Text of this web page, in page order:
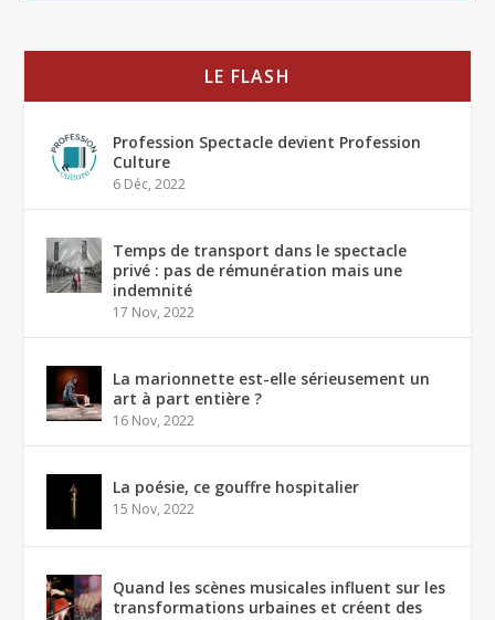
LE FLASH
Profession Spectacle devient Profession
Culture
6 Déc, 2022
Temps de transport dans le spectacle
privé : pas de rémunération mais une
indemnité
17 Nov, 2022
La marionnette est-elle sérieusement un
art à part entière ?
16 Nov, 2022
La poésie, ce gouffre hospitalier
15 Nov, 2022
Quand les scènes musicales influent sur les
transformations urbaines et créent des